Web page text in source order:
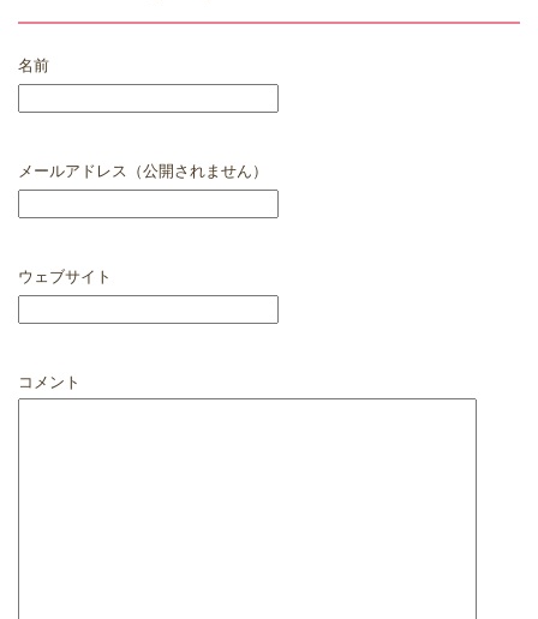
名前
メールアドレス（公開されません）
ウェブサイト
コメント